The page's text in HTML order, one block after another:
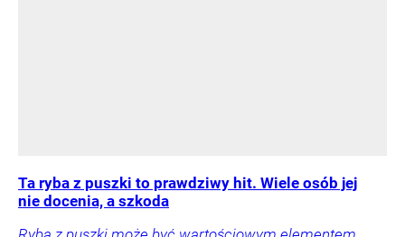
Ta ryba z puszki to prawdziwy hit. Wiele osób jej
nie docenia, a szkoda